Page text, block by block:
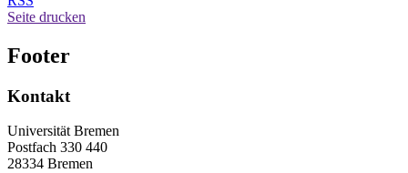
Seite drucken
Footer
Kontakt
Universität Bremen
Postfach 330 440
28334 Bremen